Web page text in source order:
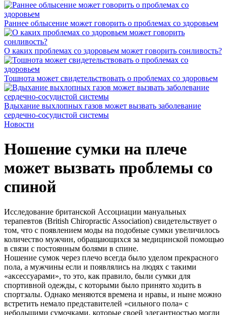
Раннее облысение может говорить о проблемах со здоровьем
О каких проблемах со здоровьем может говорить сонливость?
Тошнота может свидетельствовать о проблемах со здоровьем
Вдыхание выхлопных газов может вызвать заболевание
сердечно-сосудистой системы
Новости
Ношение сумки на плече
может вызвать проблемы со
спиной
Исследование британской Ассоциации мануальных
терапевтов (British Chiropractic Association) свидетельствует о
том, что с появлением моды на подобные сумки увеличилось
количество мужчин, обращающихся за медицинской помощью
в связи с постоянным болями в спине.
Ношение сумок через плечо всегда было уделом прекрасного
пола, а мужчины если и появлялись на людях с такими
«аксессуарами», то это, как правило, были сумки для
спортивной одежды, с которыми было принято ходить в
спортзалы. Однако меняются времена и нравы, и ныне можно
встретить немало представителей «сильного пола» с
небольшими сумочками, которые своей элегантностью могли